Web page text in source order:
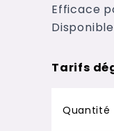
Efficace
Tarifs
Quantité